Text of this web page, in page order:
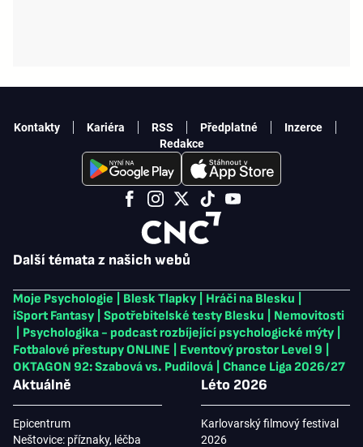
Další témata z našich webů
Moje Psychologie Blesk Tlapky Hráči na Blesku
iSport Fantasy
Spotřebitelské testy Blesku
Nemovitosti
Psychologika - podcast rozbíjející psychologické mýty
Fotbalové přestupy ONLINE
Eventový prostor Level 9
OKTAGON 92: Szabová vs. Pudilová
Chance Liga 2026/27
Aktuálně
Epicentrum
Neštovice: příznaky, léčba
Léto 2026
Karlovarský filmový festival
2026
Kontakty Kariéra RSS Předplatné
Inzerce
Redakce